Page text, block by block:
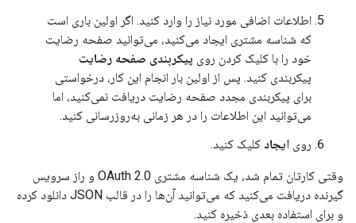
اطلاعات اضافی مورد نیاز را وارد کنید. اگر اولین باری است
که شناسه مشتری ایجاد می‌کنید، می‌توانید صفحه رضایت
خود را با کلیک کردن روی پیکربندی صفحه رضایت
پیکربندی کنید. پس از اولین بار انجام این کار، درخواستی
برای پیکربندی مجدد صفحه رضایت دریافت نمی‌کنید، اما
می‌توانید این اطلاعات را در هر زمانی به‌روزرسانی کنید.
روی ایجاد کلیک کنید.
وقتی کارتان تمام شد، یک شناسه مشتری OAuth 2.0 و راز سرویس
گیرنده دریافت می‌کنید که می‌توانید آن‌ها را در قالب JSON دانلود کرده
و برای استفاده بعدی ذخیره کنید.